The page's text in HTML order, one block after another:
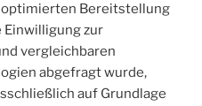
Bereitstellung
Einwilligung zur
vergleichbaren
abgefragt wurde,
auf Grundlage